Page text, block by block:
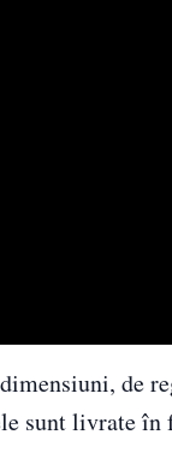
de
sunt livrate